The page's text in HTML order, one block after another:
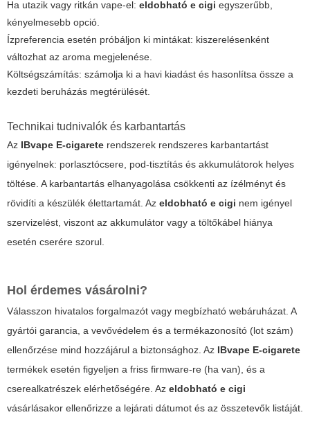
Ha utazik vagy ritkán vape-el: eldobható e cigi egyszerűbb,
kényelmesebb opció.
Ízpreferencia esetén próbáljon ki mintákat: kiszerelésenként
változhat az aroma megjelenése.
Költségszámítás: számolja ki a havi kiadást és hasonlítsa össze a
kezdeti beruházás megtérülését.
Technikai tudnivalók és karbantartás
Az IBvape E-cigarete rendszerek rendszeres karbantartást
igényelnek: porlasztócsere, pod-tisztítás és akkumulátorok helyes
töltése. A karbantartás elhanyagolása csökkenti az ízélményt és
rövidíti a készülék élettartamát. Az eldobható e cigi nem igényel
szervizelést, viszont az akkumulátor vagy a töltőkábel hiánya
esetén cserére szorul.
Hol érdemes vásárolni?
Válasszon hivatalos forgalmazót vagy megbízható webáruházat. A
gyártói garancia, a vevővédelem és a termékazonosító (lot szám)
ellenőrzése mind hozzájárul a biztonsághoz. Az IBvape E-cigarete
termékek esetén figyeljen a friss firmware-re (ha van), és a
cserealkatrészek elérhetőségére. Az eldobható e cigi
vásárlásakor ellenőrizze a lejárati dátumot és az összetevők listáját.